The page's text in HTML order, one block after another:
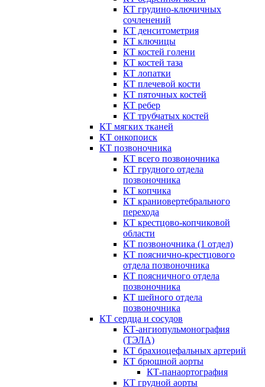
КТ грудино-ключичных
сочленений
КТ денситометрия
КТ ключицы
КТ костей голени
КТ костей таза
КТ лопатки
КТ плечевой кости
КТ пяточных костей
КТ ребер
КТ трубчатых костей
КТ мягких тканей
КТ онкопоиск
КТ позвоночника
КТ всего позвоночника
КТ грудного отдела
позвоночника
КТ копчика
КТ краниовертебрального
перехода
КТ крестцово-копчиковой
области
КТ позвоночника (1 отдел)
КТ пояснично-крестцового
отдела позвоночника
КТ поясничного отдела
позвоночника
КТ шейного отдела
позвоночника
КТ сердца и сосудов
КТ-ангиопульмонография
(ТЭЛА)
КТ брахиоцефальных артерий
КТ брюшной аорты
КТ-панаортография
КТ грудной аорты